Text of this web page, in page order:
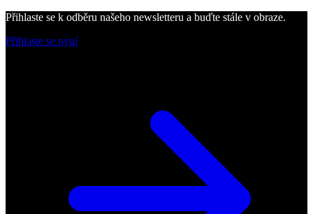
Přihlaste se k odběru našeho newsletteru a buďte stále v obraze.
Přihlaste se nyní